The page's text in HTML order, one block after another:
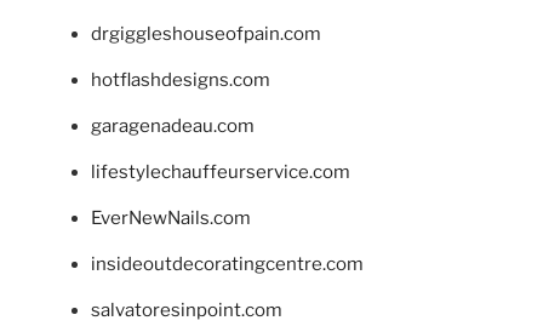
drgiggleshouseofpain.com
hotflashdesigns.com
garagenadeau.com
lifestylechauffeurservice.com
EverNewNails.com
insideoutdecoratingcentre.com
salvatoresinpoint.com